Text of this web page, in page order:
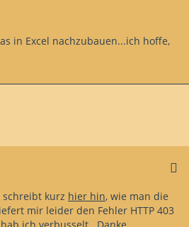
in Excel nachzubauen...ich hoffe,
kurz hier hin, wie man die
mir leider den Fehler HTTP 403